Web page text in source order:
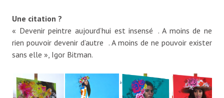
Une citation ?
« Devenir peintre aujourd’hui est insensé . A moins de ne
rien pouvoir devenir d’autre . A moins de ne pouvoir exister
sans elle », Igor Bitman.